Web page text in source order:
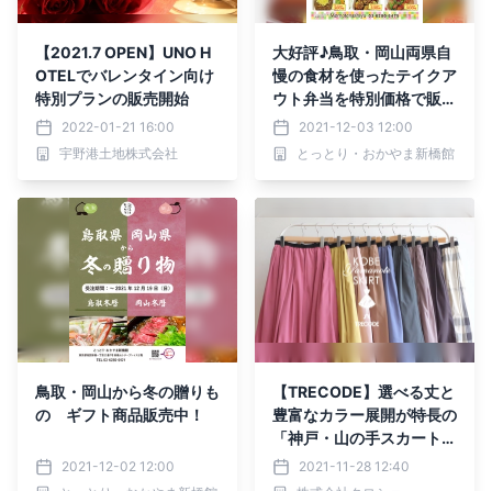
【2021.7 OPEN】UNO H
OTELでバレンタイン向け
特別プランの販売開始
2022-01-21 16:00
宇野港土地株式会社
大好評♪鳥取・岡山両県自
慢の食材を使ったテイクア
ウト弁当を特別価格で販売
中！2021-12-03 12:00
とっとり・おかやま新橋館
鳥取・岡山から冬の贈りも
の ギフト商品販売中！
2021-12-02 12:00
【TRECODE】選べる丈と
豊富なカラー展開が特長の
「神戸・山の手スカート」
をご紹介2021-11-28 12:40